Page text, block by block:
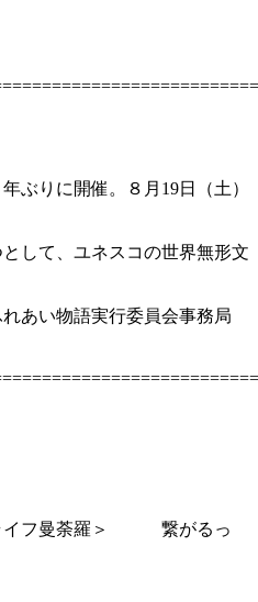
ぶりに開催。８月19日（土）
して、ユネスコの世界無形文
あい物語実行委員会事務局
イフ曼荼羅＞ 繋がるっ